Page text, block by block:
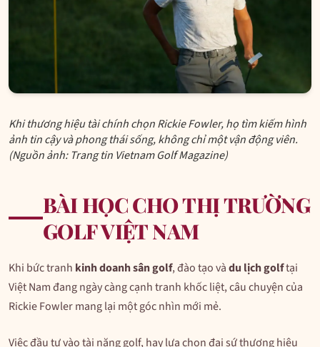
Khi thương hiệu tài chính chọn Rickie Fowler, họ tìm kiếm hình
ảnh tin cậy và phong thái sống, không chỉ một vận động viên.
(Nguồn ảnh: Trang tin Vietnam Golf Magazine)
BÀI HỌC CHO THỊ TRƯỜNG
GOLF VIỆT NAM
Khi bức tranh kinh doanh sân golf, đào tạo vàdu lịch golftại
Việt Nam đang ngày càng cạnh tranh khốc liệt, câu chuyện của
Rickie Fowler mang lại một góc nhìn mới mẻ.
Việc đầu tư vào tài năng golf, hay lựa chọn đại sứ thương hiệu